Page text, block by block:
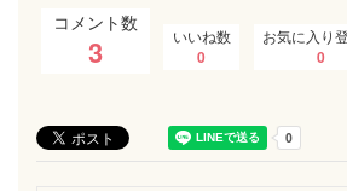
コメント数
3 いいね数
0
お気に入り
0